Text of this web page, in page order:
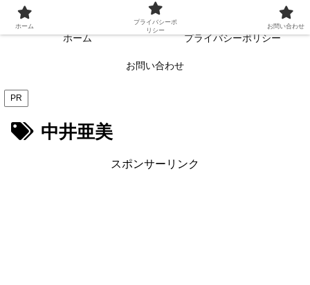
常に読者目線・読者ファーストを目指す!!
ホーム プライバシーポリシー
お問い合わせ
PR
中井亜美
スポンサーリンク
ホーム
プライバシーポ
リシー
お問い合わせ